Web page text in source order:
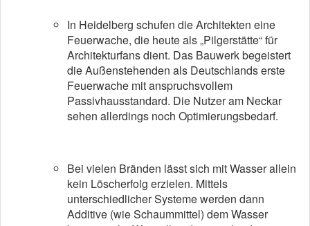
In Heidelberg schufen die Architekten eine
Feuerwache, die heute als „Pilgerstätte“ für
Architekturfans dient. Das Bauwerk begeistert
die Außenstehenden als Deutschlands erste
Feuerwache mit anspruchsvollem
Passivhausstandard. Die Nutzer am Neckar
sehen allerdings noch Optimierungsbedarf.
Bei vielen Bränden lässt sich mit Wasser allein
kein Löscherfolg erzielen. Mittels
unterschiedlicher Systeme werden dann
Additive (wie Schaummittel) dem Wasser